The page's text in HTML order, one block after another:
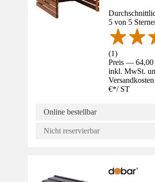
5 von 5
(1)
Preis — 64,00
inkl. MwSt.
€*/ ST
Online bestellbar
Nicht reservierbar